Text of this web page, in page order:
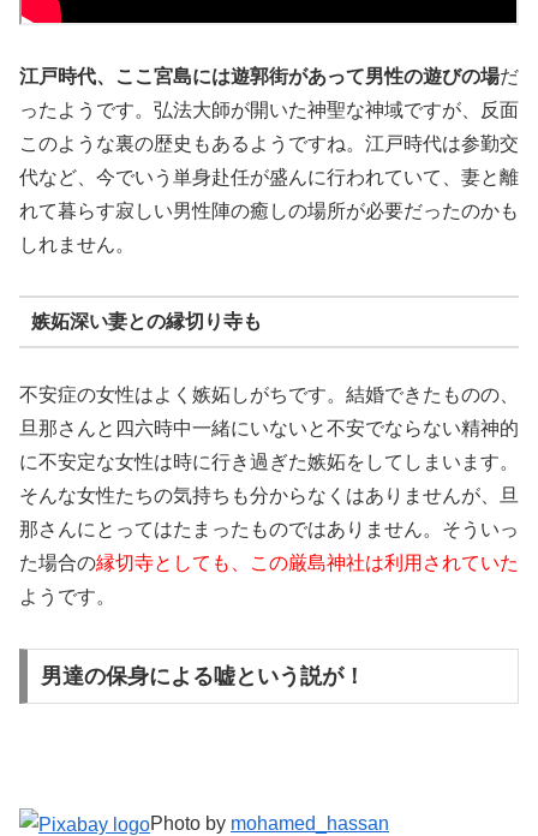
江戸時代、ここ宮島には遊郭街があって男性の遊びの場だ
ったようです。弘法大師が開いた神聖な神域ですが、反面
このような裏の歴史もあるようですね。江戸時代は参勤交
代など、今でいう単身赴任が盛んに行われていて、妻と離
れて暮らす寂しい男性陣の癒しの場所が必要だったのかも
しれません。
嫉妬深い妻との縁切り寺も
不安症の女性はよく嫉妬しがちです。結婚できたものの、
旦那さんと四六時中一緒にいないと不安でならない精神的
に不安定な女性は時に行き過ぎた嫉妬をしてしまいます。
そんな女性たちの気持ちも分からなくはありませんが、旦
那さんにとってはたまったものではありません。そういっ
た場合の縁切寺としても、この厳島神社は利用されていた
ようです。
男達の保身による嘘という説が！
Photo by mohamed_hassan